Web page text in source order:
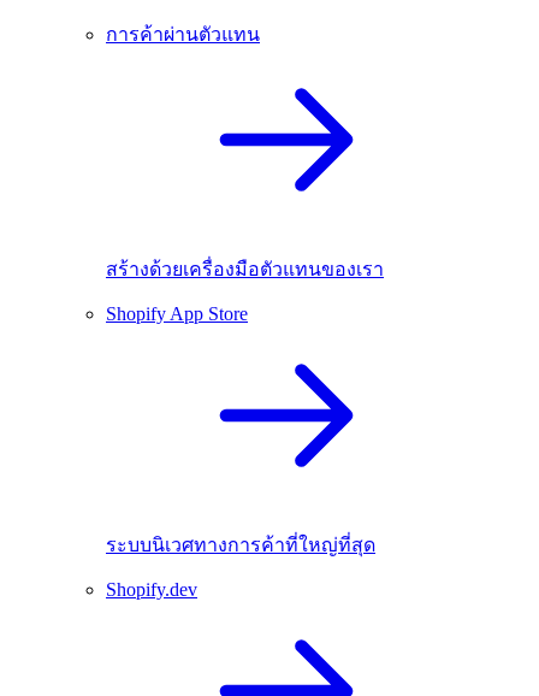
การค้าผ่านตัวแทน
สร้างด้วยเครื่องมือตัวแทนของเรา
Shopify App Store
ระบบนิเวศทางการค้าที่ใหญ่ที่สุด
Shopify.dev